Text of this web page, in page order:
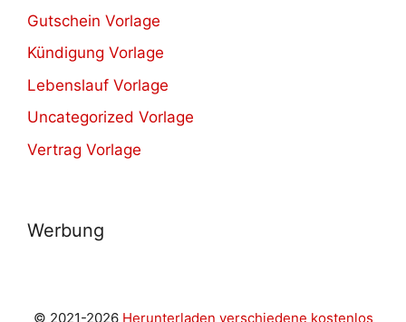
Gutschein Vorlage
Kündigung Vorlage
Lebenslauf Vorlage
Uncategorized Vorlage
Vertrag Vorlage
Werbung
© 2021-2026 Herunterladen verschiedene kostenlos